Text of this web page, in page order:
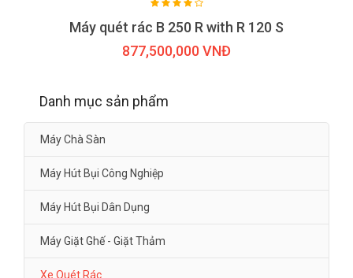
Máy quét rác B 250 R with R 120 S
877,500,000 VNĐ
Danh mục sản phẩm
Máy Chà Sàn
Máy Hút Bụi Công Nghiệp
Máy Hút Bụi Dân Dụng
Máy Giặt Ghế - Giặt Thảm
Xe Quét Rác